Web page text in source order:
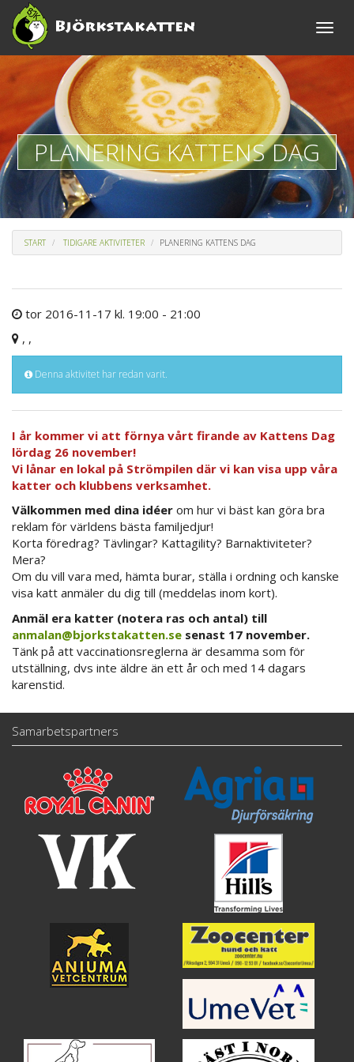
Toggle
PLANERING KATTENS DAG
START TIDIGARE AKTIVITETER PLANERING KATTENS DAG
tor 2016-11-17 kl. 19:00 - 21:00
, ,
Denna aktivitet har redan varit.
I år kommer vi att förnya vårt firande av Kattens Dag
lördag 26 november!
Vi lånar en lokal på Strömpilen där vi kan visa upp våra
katter och klubbens verksamhet.
Välkommen med dina idéer om hur vi bäst kan göra bra
reklam för världens bästa familjedjur!
Korta föredrag? Tävlingar? Kattagility? Barnaktiviteter?
Mera?
Om du vill vara med, hämta burar, ställa i ordning och kanske
visa katt anmäler du dig till (meddelas inom kort).
Anmäl era katter (notera ras och antal) till
anmalan@bjorkstakatten.se senast 17 november.
Tänk på att vaccinationsreglerna är desamma som för
utställning, dvs inte äldre än ett år och med 14 dagars
karenstid.
Samarbetspartners